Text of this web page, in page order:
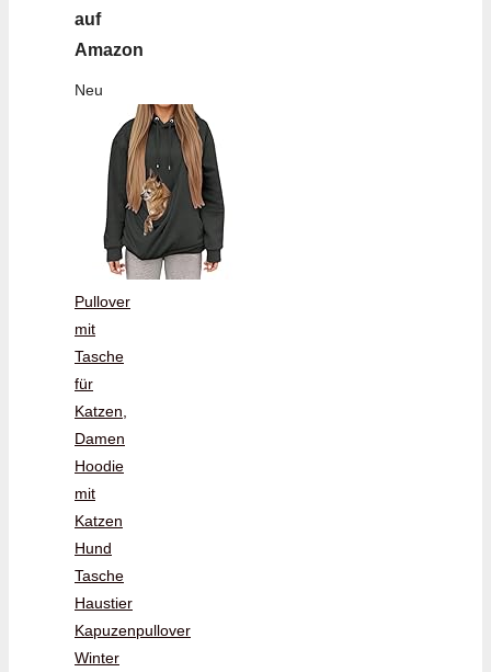
auf
Amazon
Neu
Pullover
mit
Tasche
für
Katzen,
Damen
Hoodie
mit
Katzen
Hund
Tasche
Haustier
Kapuzenpullover
Winter